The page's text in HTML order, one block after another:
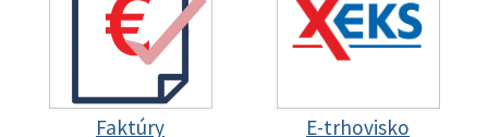
Faktúry E-trhovisko